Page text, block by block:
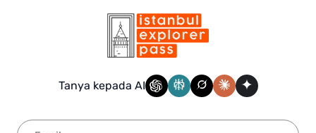
Tanya kepada AI